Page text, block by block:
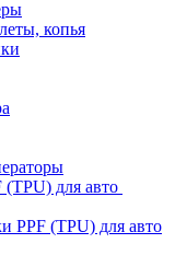
копья
для авто
PPF (TPU) для авто